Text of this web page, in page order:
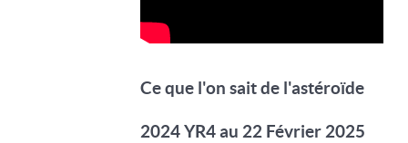
Ce que l'on sait de l'astéroïde
2024 YR4 au 22 Février 2025